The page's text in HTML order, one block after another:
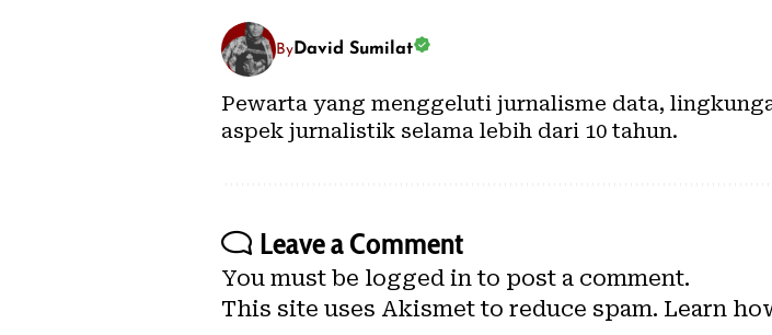
ByDavid Sumilat
Pewarta yang menggeluti jurnalisme data,
aspek jurnalistik selama lebih dari 10 tahun.
Leave a Comment
You must be logged into post a comment.
This site uses Akismet to reduce spam. Learn